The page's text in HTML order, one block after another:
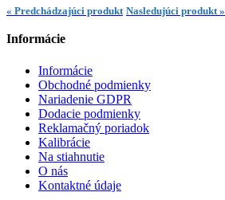
« Predchádzajúci produkt Nasledujúci produkt »
Informácie
Informácie
Obchodné podmienky
Nariadenie GDPR
Dodacie podmienky
Reklamačný poriadok
Kalibrácie
Na stiahnutie
O nás
Kontaktné údaje